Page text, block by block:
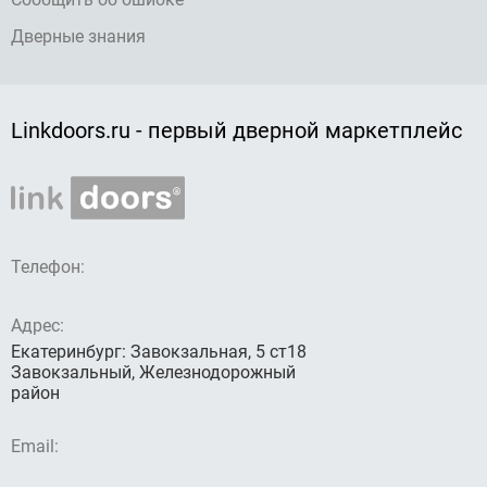
Дверные знания
Linkdoors.ru - первый дверной маркетплейс
Телефон:
Адрес:
Екатеринбург: Завокзальная, 5 ст18
Завокзальный, Железнодорожный
район
Email: